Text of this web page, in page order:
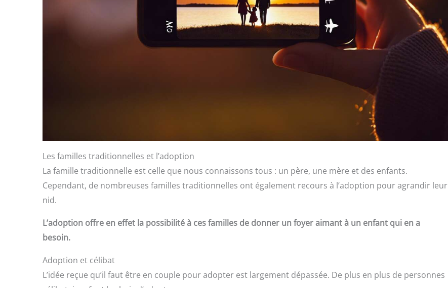
Les familles traditionnelles et l’adoption
La famille traditionnelle est celle que nous connaissons tous : un père, une mère et des enfants.
Cependant, de nombreuses familles traditionnelles ont également recours à l’adoption pour agrandir leur
nid.
L’adoption offre en effet la possibilité à ces familles de donner un foyer aimant à un enfant qui en a
besoin.
Adoption et célibat
L’idée reçue qu’il faut être en couple pour adopter est largement dépassée. De plus en plus de personnes